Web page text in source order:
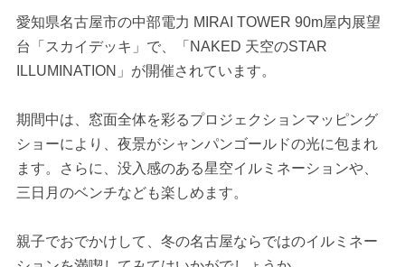
愛知県名古屋市の中部電力 MIRAI TOWER 90m屋内展望
台「スカイデッキ」で、「NAKED 天空のSTAR
ILLUMINATION」が開催されています。
期間中は、窓面全体を彩るプロジェクションマッピング
ショーにより、夜景がシャンパンゴールドの光に包まれ
ます。さらに、没入感のある星空イルミネーションや、
三日月のベンチなども楽しめます。
親子でおでかけして、冬の名古屋ならではのイルミネー